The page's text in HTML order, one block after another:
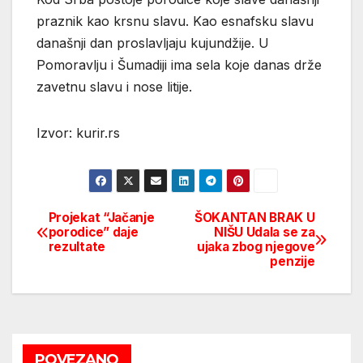
praznik kao krsnu slavu. Kao esnafsku slavu
današnji dan proslavljaju kujundžije. U
Pomoravlju i Šumadiji ima sela koje danas drže
zavetnu slavu i nose litije.
Izvor: kurir.rs
Post
navigation
ŠOKANTAN BRAK U
NIŠU Udala se za
ujaka zbog njegove
penzije
Projekat “Jačanje
porodice” daje
rezultate